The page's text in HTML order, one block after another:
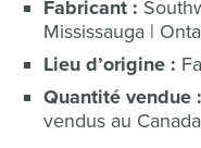
Fabricant :
Mississauga |
Lieu d’origine :
Quantité vendue :
vendus au